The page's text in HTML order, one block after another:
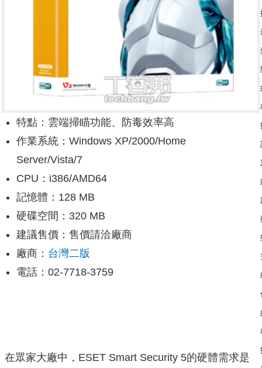
特點：雲端掃瞄功能、防毒效率高
作業系統：Windows XP/2000/Home
Server/Vista/7
CPU：i386/AMD64
記憶體：128 MB
硬碟空間：320 MB
建議售價：售價請洽廠商
廠商： 台灣二版
電話：02-7718-3759
在眾家大廠中，ESET Smart Security 5的硬體需求是